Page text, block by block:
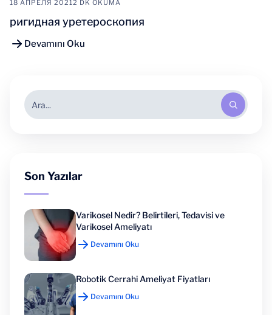
18 АПРЕЛЯ 20212 DK OKUMA
ригидная уретероскопия
Devamını Oku
Son Yazılar
Varikosel Nedir? Belirtileri, Tedavisi ve
Varikosel Ameliyatı
Devamını Oku
Robotik Cerrahi Ameliyat Fiyatları
Devamını Oku